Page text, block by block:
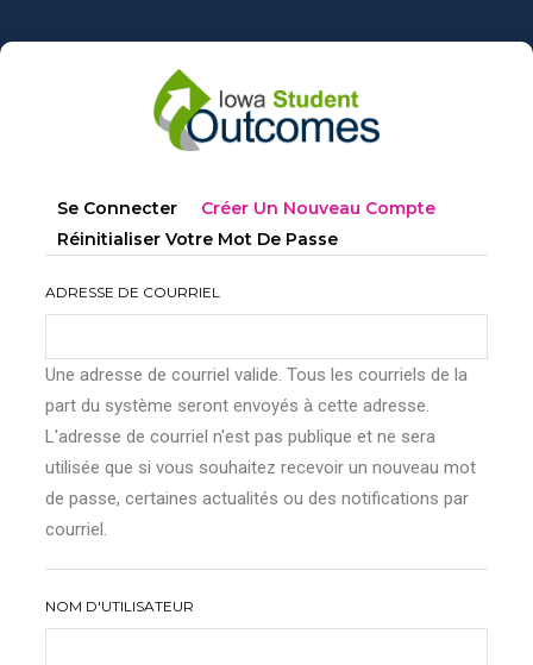
au
Onglets
principaux
Se Connecter Créer Un Nouveau Compte
Réinitialiser Votre Mot De Passe
ADRESSE DE COURRIEL
Une adresse de courriel valide. Tous les courriels de la
part du système seront envoyés à cette adresse.
L'adresse de courriel n'est pas publique et ne sera
utilisée que si vous souhaitez recevoir un nouveau mot
de passe, certaines actualités ou des notifications par
courriel.
NOM D'UTILISATEUR